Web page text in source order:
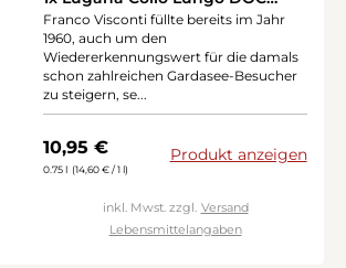
2024
Franco Visconti füllte bereits im Jahr
1960, auch um den
Wiedererkennungswert für die damals
schon zahlreichen Gardasee-Besucher
zu steigern, se...
Regulärer Preis:
10,95 €
0.75 l (14,60 € / 1 l)
Produkt anzeigen
inkl. Mwst. zzgl. Versand
Lebensmittelangaben